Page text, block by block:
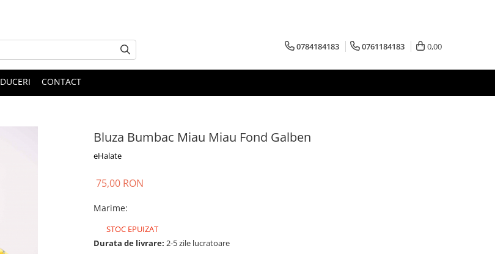
0784184183 0761184183 0,00
CONTACT
Bluza Bumbac Miau Miau Fond Galben
eHalate
75,00 RON
Marime:
STOC EPUIZAT
Durata de livrare: 2-5 zile lucratoare